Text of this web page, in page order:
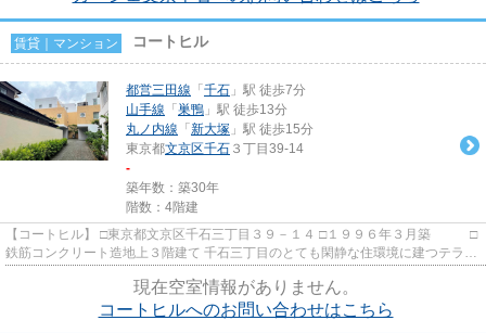
賃貸｜マンション コートヒル
都営三田線 「 千石 」駅 徒歩7分
山手線 「 巣鴨 」駅 徒歩13分
丸ノ内線 「 新大塚 」駅 徒歩15分
東京都文京区千石 ３丁目39-14
-
築年数：築30年
階数：4階建
【コートヒル】 □東京都文京区千石三丁目３９－１４ □１９９６年３月築 □
鉄筋コンクリート造地上３階建て 千石三丁目のとても閑静な住環境に建つテラス
現在空室情報がありません。
コートヒルへのお問い合わせはこちら